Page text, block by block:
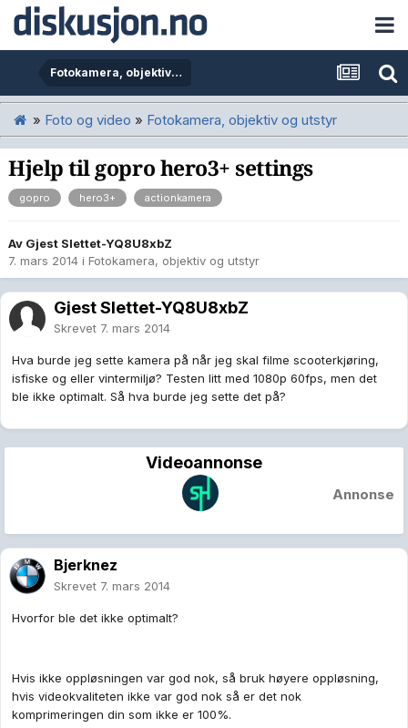
Fotokamera, objektiv og utstyr
» Foto og video » Fotokamera, objektiv og utstyr
Hjelp til gopro hero3+ settings
gopro hero3+ actionkamera
Av Gjest Slettet-YQ8U8xbZ
7. mars 2014 i Fotokamera, objektiv og utstyr
Gjest Slettet-YQ8U8xbZ
Skrevet 7. mars 2014
Hva burde jeg sette kamera på når jeg skal filme scooterkjøring,
isfiske og eller vintermiljø? Testen litt med 1080p 60fps, men det
ble ikke optimalt. Så hva burde jeg sette det på?
Videoannonse
Annonse
Bjerknez
Skrevet 7. mars 2014
Hvorfor ble det ikke optimalt?
Hvis ikke oppløsningen var god nok, så bruk høyere oppløsning,
hvis videokvaliteten ikke var god nok så er det nok
komprimeringen din som ikke er 100%.